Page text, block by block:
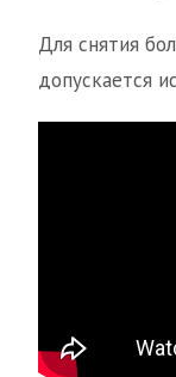
Для снятия
допускается